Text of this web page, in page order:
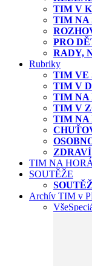
TIM V
TIM NA
PRO
RADY,
Rubriky
TIM VE
TIM V
TIM NA
TIM V
TIM NA
ZDRAVÍ
TIM NA
SOUTĚŽE
Archív TIM v
Vše